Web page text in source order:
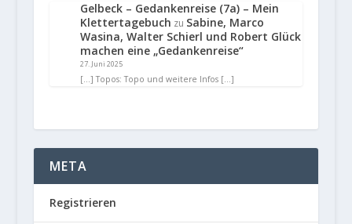
Gelbeck – Gedankenreise (7a) – Mein
Klettertagebuch zu Sabine, Marco
Wasina, Walter Schierl und Robert Glück
machen eine „Gedankenreise“
27. Juni 2025
[…] Topos: Topo und weitere Infos […]
META
Registrieren